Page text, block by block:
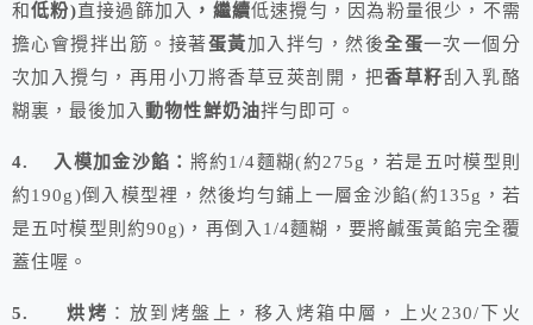
和低粉)直接過篩加入 ，繼續低速攪勻，因為粉量很少，不需
擔心會攪拌出筋。接著蛋黃加入拌勻，然後全蛋一次一個分
次加入攪勻，再用小刀將香草豆莢剖開，把香草籽刮入乳酪
糊裏，最後加入動物性鮮奶油拌勻即可。
4. 入模加金沙餡： 將約1/4麵糊(約275g，若是五吋模型則
約190g)倒入模型裡，然後均勻鋪上一層金沙餡(約135g，若
是五吋模型則約90g)，再倒入1/4麵糊，要將鹹蛋黃餡完全覆
蓋住喔。
5. 烘烤 ：放到烤盤上，移入烤箱中層，上火230/下火